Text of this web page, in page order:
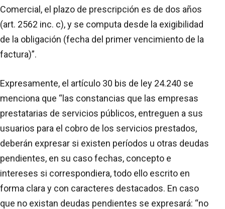
Comercial, el plazo de prescripción es de dos años
(art. 2562 inc. c), y se computa desde la exigibilidad
de la obligación (fecha del primer vencimiento de la
factura)”.
Expresamente, el artículo 30 bis de ley 24.240 se
menciona que “las constancias que las empresas
prestatarias de servicios públicos, entreguen a sus
usuarios para el cobro de los servicios prestados,
deberán expresar si existen períodos u otras deudas
pendientes, en su caso fechas, concepto e
intereses si correspondiera, todo ello escrito en
forma clara y con caracteres destacados. En caso
que no existan deudas pendientes se expresará: “no